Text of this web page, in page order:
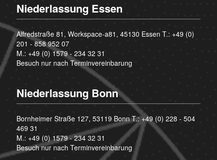
Niederlassung Essen
Alfredstraße 81, Workspace-a81, 45130 Essen T.: +49 (0)
201 - 858 952 07
M.: +49 (0) 1579 - 234 32 31
Besuch nur nach Terminvereinbarung
Niederlassung Bonn
Bornheimer Straße 127, 53119 Bonn T.:+49 (0) 228 - 504
469 31
M.: +49 (0) 1579 - 234 32 31
Besuch nur nach Terminvereinbarung